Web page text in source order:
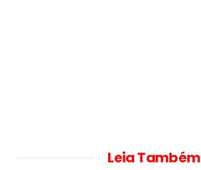
Leia Também